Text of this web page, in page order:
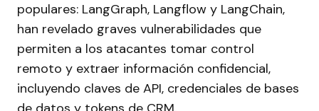
populares: LangGraph, Langflow y LangChain,
han revelado graves vulnerabilidades que
permiten a los atacantes tomar control
remoto y extraer información confidencial,
incluyendo claves de API, credenciales de bases